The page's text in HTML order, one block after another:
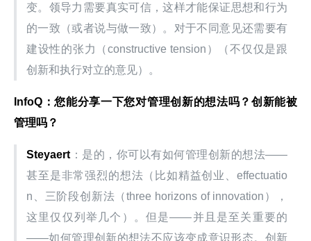
变。领导力需要真实可信，这样才能保证思想和行为
的一致（或者说与做一致）。对于不同意见还需要有
建设性的张力（constructive tension）（不仅仅是跟
创新和执行对立的意见）。
InfoQ ：您能分享一下您对管理创新的想法吗？创新能被
管理吗？
Steyaert ：是的，你可以有如何管理创新的想法——
甚至是非常强烈的想法（比如精益创业、effectuatio
n、三阶段创新法（three horizons of innovation），
这里仅仅列举几个）。但是——并且是至关重要的
——如何管理创新的想法不应该变成意识形态。创新